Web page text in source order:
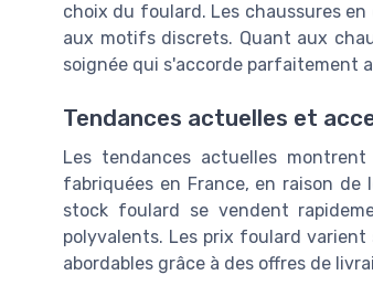
choix du foulard. Les chaussures
aux motifs discrets. Quant aux
soignée qui s'accorde parfaitement
Tendances actuelles et
Les tendances actuelles
fabriquées en France, en raison
stock foulard se vendent
polyvalents. Les prix foulard
abordables grâce à des offres de